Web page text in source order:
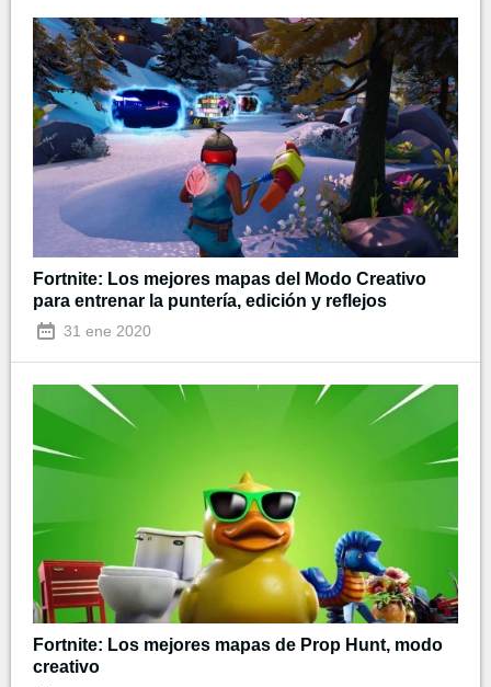
Fortnite: Los mejores mapas del Modo Creativo
para entrenar la puntería, edición y reflejos
31 ene 2020
Fortnite: Los mejores mapas de Prop Hunt, modo
creativo